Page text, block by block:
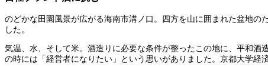
のどかな田園風景が広がる海南市溝ノ口。四方を山に囲まれた盆地
した。
気温、水、そして米。酒造りに必要な条件が整ったこの地に、平和
の時には「経営者になりたい」という思いがありました。京都大学経